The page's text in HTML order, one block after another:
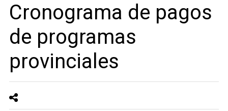
Cronograma de pagos
de programas
provinciales